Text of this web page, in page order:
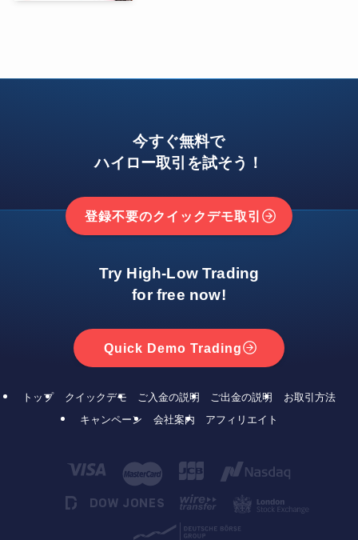
今すぐ無料で
ハイロー取引を試そう！
登録不要のクイックデモ取引
Try High-Low Trading
for free now!
Quick Demo Trading
トップ クイックデモ ご入金の説明 ご出金の説明
お取引方法
キャンペーン
会社案内 アフィリエイト